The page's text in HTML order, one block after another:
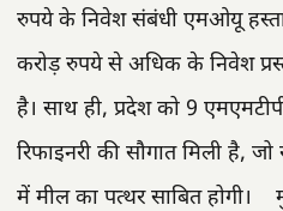
रुपये के निवेश संबंधी एमओयू
करोड़ रुपये से अधिक के निवेश
है। साथ ही, प्रदेश को 9
रिफाइनरी की सौगात मिली है,
में मील का पत्थर साबित होगी।